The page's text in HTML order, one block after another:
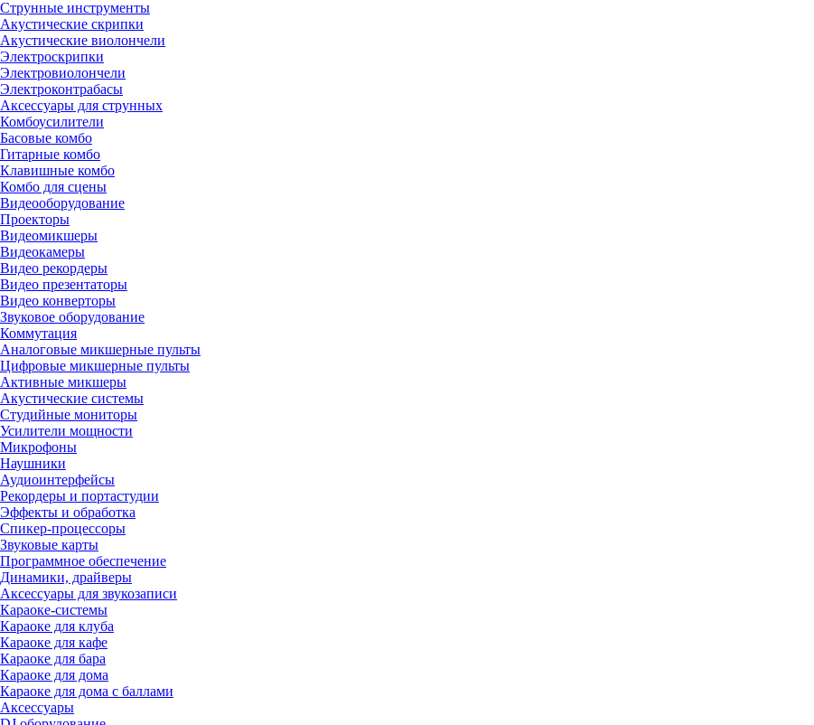
Струнные инструменты
Акустические скрипки
Акустические виолончели
Электроскрипки
Электровиолончели
Электроконтрабасы
Аксессуары для струнных
Комбоусилители
Басовые комбо
Гитарные комбо
Клавишные комбо
Комбо для сцены
Видеооборудование
Проекторы
Видеомикшеры
Видеокамеры
Видео рекордеры
Видео презентаторы
Видео конверторы
Звуковое оборудование
Коммутация
Аналоговые микшерные пульты
Цифровые микшерные пульты
Активные микшеры
Акустические системы
Студийные мониторы
Усилители мощности
Микрофоны
Наушники
Аудиоинтерфейсы
Рекордеры и портастудии
Эффекты и обработка
Спикер-процессоры
Звуковые карты
Программное обеспечение
Динамики, драйверы
Аксессуары для звукозаписи
Караоке-системы
Караоке для клуба
Караоке для кафе
Караоке для бара
Караоке для дома
Караоке для дома с баллами
Аксессуары